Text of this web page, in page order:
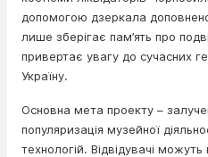
допомогою дзеркала
лише зберігає пам’ять про
привертає увагу до сучасних
Україну.
Основна мета проекту –
популяризація музейної
технологій. Відвідувачі